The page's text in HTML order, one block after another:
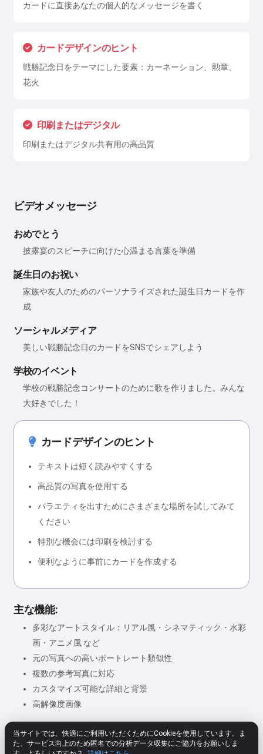
カードに直接あなたの個人的なメッセージを書く
カードデザインのヒント
戦勝記念日をテーマにした要素：カーネーション、勲章、
花火
印刷またはデジタル
印刷またはデジタル共有用の高品質
ビデオメッセージ
おめでとう
披露宴のスピーチに向けた心温まる言葉を準備
誕生日のお祝い
家族や友人のためのパーソナライズされた誕生日カードを作
成
ソーシャルメディア
美しい戦勝記念日のカードをSNSでシェアしよう
学校のイベント
学校の戦勝記念コンサートのために歌を作りました。みんな
大好きでした！
カードデザインのヒント
テキストは短く読みやすくする
高品質の写真を使用する
バラエティを出すためにさまざまな場所を試してみて
ください
特別な機会には印刷を検討する
便利なように事前にカードを作成する
主な機能:
多彩なアートスタイル：リアル風・シネマティック・水彩
画・アニメ風 など
元の写真への高いポートレート類似性
複数の参考写真に対応
カスタマイズ可能な詳細と背景
高解像度画像
★★★★★4.80312 設定 評価する
当サイトでは、快適にご利用いただくためにCookieを使用しています。ま
た、サービス向上のため匿名での分析データ収集にご協力をお願いしま